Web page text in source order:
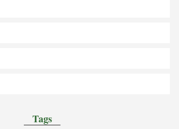
Tags